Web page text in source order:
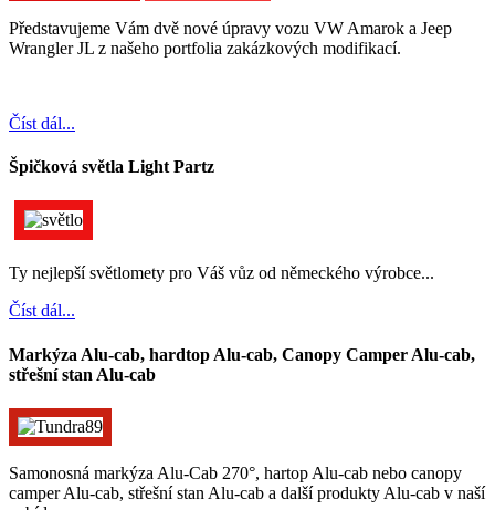
Představujeme Vám dvě nové úpravy vozu VW Amarok a Jeep
Wrangler JL z našeho portfolia zakázkových modifikací.
Číst dál...
Špičková světla Light Partz
Ty nejlepší světlomety pro Váš vůz od německého výrobce...
Číst dál...
Markýza Alu-cab, hardtop Alu-cab, Canopy Camper Alu-cab,
střešní stan Alu-cab
Samonosná markýza Alu-Cab 270°, hartop Alu-cab nebo canopy
camper Alu-cab, střešní stan Alu-cab a další produkty Alu-cab v naší